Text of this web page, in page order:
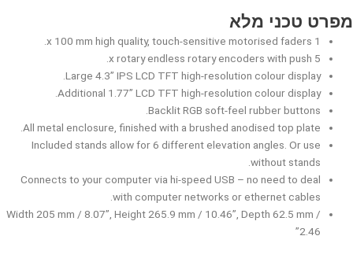
מפרט טכני מלא
1 x 100 mm high quality, touch-sensitive motorised faders.
5 x rotary endless rotary encoders with push.
Large 4.3” IPS LCD TFT high-resolution colour display.
Additional 1.77” LCD TFT high-resolution colour display.
Backlit RGB soft-feel rubber buttons.
All metal enclosure, finished with a brushed anodised top plate.
Included stands allow for 6 different elevation angles. Or use
without stands.
Connects to your computer via hi-speed USB – no need to deal
with computer networks or ethernet cables.
Width 205 mm / 8.07”, Height 265.9 mm / 10.46”, Depth 62.5 mm /
2.46”